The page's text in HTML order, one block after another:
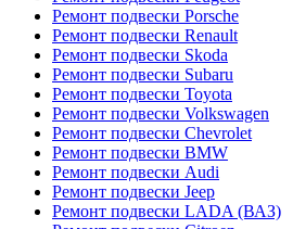
Ремонт подвески Porsche
Ремонт подвески Renault
Ремонт подвески Skoda
Ремонт подвески Subaru
Ремонт подвески Toyota
Ремонт подвески Volkswagen
Ремонт подвески Chevrolet
Ремонт подвески BMW
Ремонт подвески Audi
Ремонт подвески Jeep
Ремонт подвески LADA (ВАЗ)